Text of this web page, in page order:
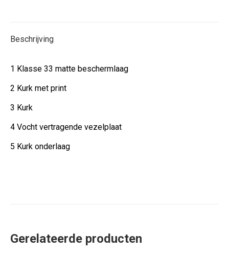
Beschrijving
1 Klasse 33 matte beschermlaag
2 Kurk met print
3 Kurk
4 Vocht vertragende vezelplaat
5 Kurk onderlaag
Gerelateerde producten